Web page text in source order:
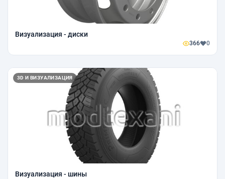
Визуализация - диски
366 0
3D И ВИЗУАЛИЗАЦИЯ
Визуализация - шины